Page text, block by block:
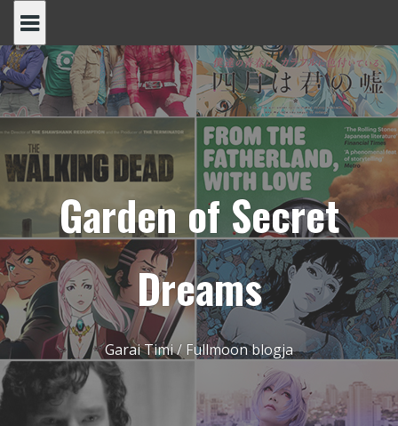
content
Garden of Secret
Dreams
Garai Timi / Fullmoon blogja